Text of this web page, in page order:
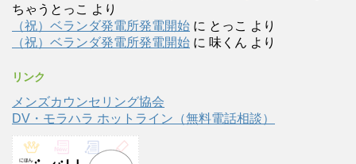
ちゃうとっこ より
（祝）ベランダ発電所発電開始 に とっこ より
（祝）ベランダ発電所発電開始 に 味くん より
リンク
メンズカウンセリング協会
DV・モラハラ ホットライン（無料電話相談）